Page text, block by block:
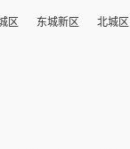
区 东城新区 北城区